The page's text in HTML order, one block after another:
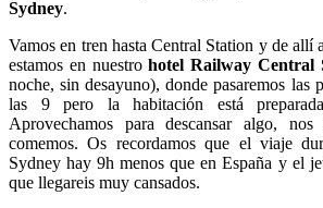
Sydney.
Vamos en tren hasta Central Station y de allí
estamos en nuestrohotel Railway Central
noche, sin desayuno), donde pasaremos las
las 9 pero la habitación está
Aprovechamos para descansar algo,
comemos. Os recordamos que el viaje
Sydney hay 9h menos que en España y el
que llegareis muy cansados.